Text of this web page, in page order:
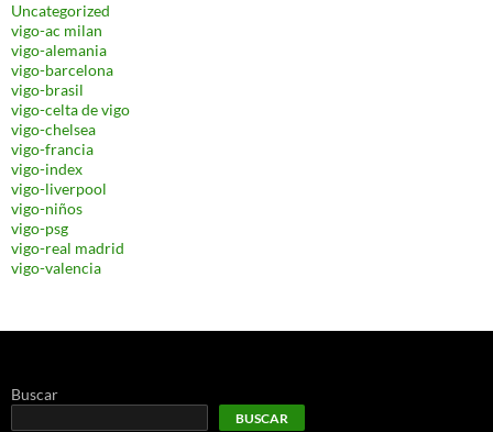
Uncategorized
vigo-ac milan
vigo-alemania
vigo-barcelona
vigo-brasil
vigo-celta de vigo
vigo-chelsea
vigo-francia
vigo-index
vigo-liverpool
vigo-niños
vigo-psg
vigo-real madrid
vigo-valencia
Buscar
BUSCAR